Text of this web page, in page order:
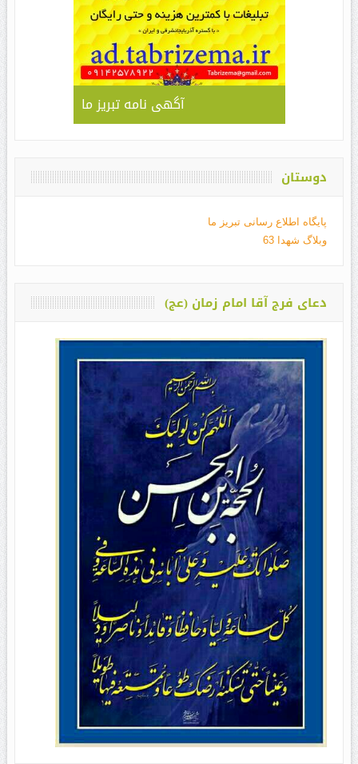
آگهی نامه تبریز ما
دوستان
پایگاه اطلاع رسانی تبریز ما
وبلاگ شهدا 63
دعای فرج آقا امام زمان (عج)